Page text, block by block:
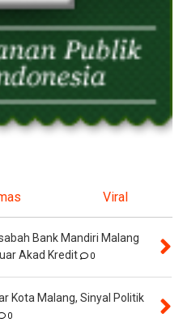
Viral
Bank Mandiri Malang
Akad Kredit
0
Kota Malang, Sinyal Politik
0